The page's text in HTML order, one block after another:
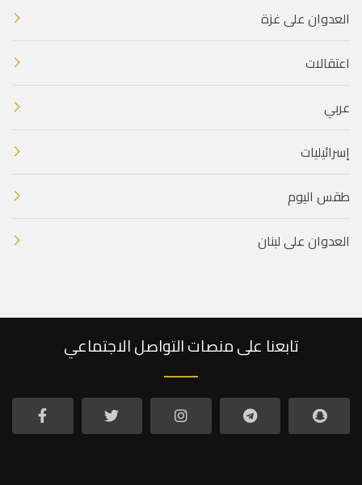
العدوان على غزة
اعتقالات
عربي
إسرائيليات
طقس اليوم
العدوان على لبنان
تابعنا على منصات التواصل الاجتماعي